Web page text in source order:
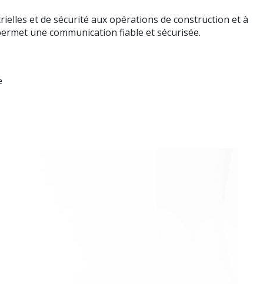
et de sécurité aux opérations de construction et à
une communication fiable et sécurisée.